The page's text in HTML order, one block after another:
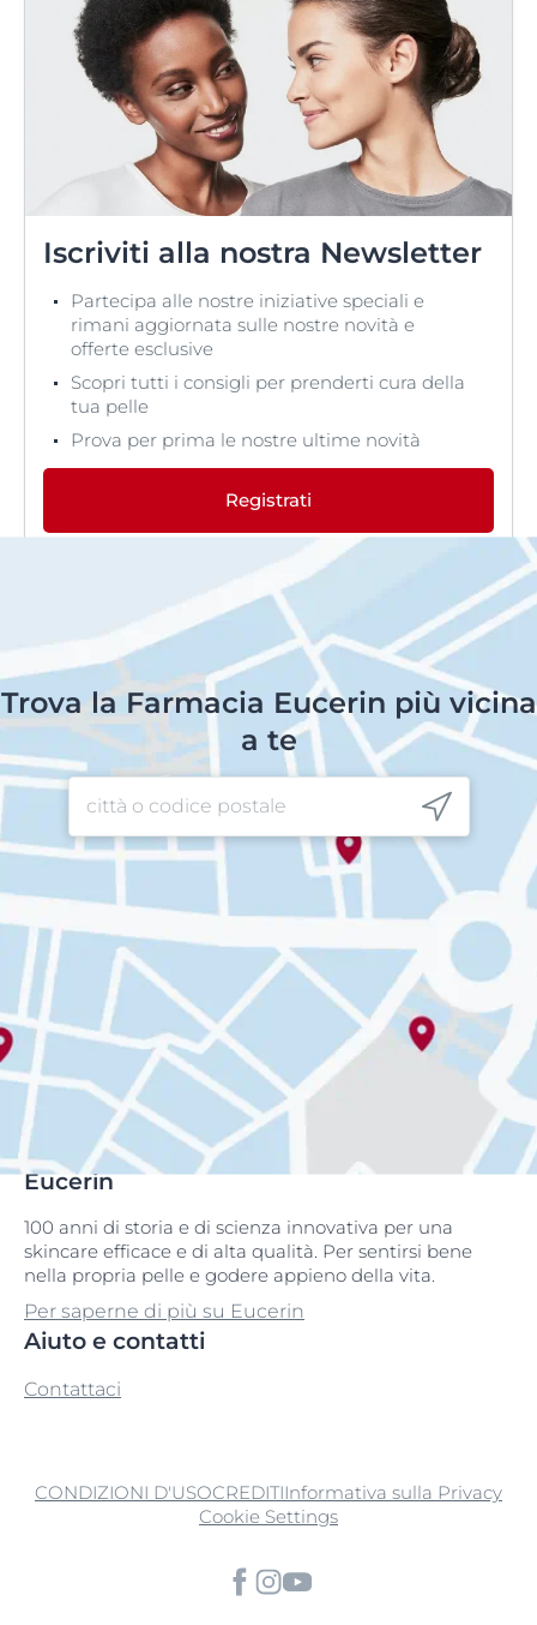
Iscriviti alla nostra Newsletter
Partecipa alle nostre iniziative speciali e
rimani aggiornata sulle nostre novità e
offerte esclusive
Scopri tutti i consigli per prenderti cura della
tua pelle
Prova per prima le nostre ultime novità
Registrati
Trova la Farmacia Eucerin più vicina
a te
Eucerin
100 anni di storia e di scienza innovativa per una
skincare efficace e di alta qualità. Per sentirsi bene
nella propria pelle e godere appieno della vita.
Per saperne di più su Eucerin
Aiuto e contatti
Contattaci
CONDIZIONI D'USOCREDITIInformativa sulla Privacy
Cookie Settings